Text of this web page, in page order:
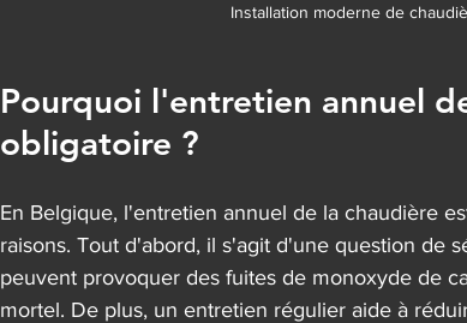
Installation moderne de
Pourquoi l'entretien annuel
obligatoire ?
En Belgique, l'entretien annuel de la chaudière
raisons. Tout d'abord, il s'agit d'une question de
peuvent provoquer des fuites de monoxyde de
mortel. De plus, un entretien régulier aide à